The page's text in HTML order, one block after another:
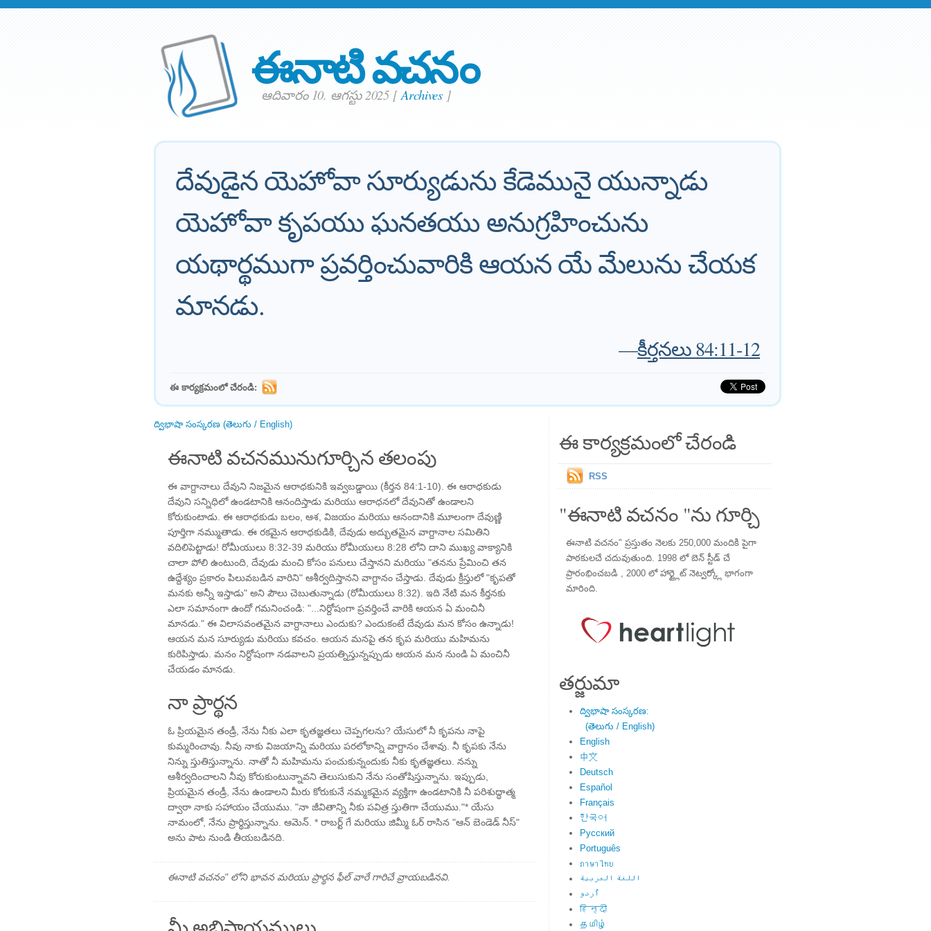
ఈనాటి వచనం
ఆదివారం 10. ఆగస్టు 2025 [Archives ]
దేవుడైన యెహోవా సూర్యుడును కేడెమునై యున్నాడు
యెహోవా కృపయు ఘనతయు అనుగ్రహించును
యథార్థముగా ప్రవర్తించువారికి ఆయన యే మేలును చేయక
మానడు.
—కీర్తనలు 84:11-12
ఈ కార్యక్రమంలో చేరండి:
ద్విభాషా సంస్కరణ (తెలుగు / English)
ఈనాటి వచనమునుగూర్చిన తలంపు
ఈ వాగ్దానాలు దేవుని నిజమైన ఆరాధకునికి ఇవ్వబడ్డాయి (కీర్తన 84:1-10). ఈ ఆరాధకుడు
దేవుని సన్నిధిలో ఉండటానికి ఆనందిస్తాడు మరియు ఆరాధనలో దేవునితో ఉండాలని
కోరుకుంటాడు. ఈ ఆరాధకుడు బలం, ఆశ, విజయం మరియు ఆనందానికి మూలంగా దేవుణ్ణి
పూర్తిగా నమ్ముతాడు. ఈ రకమైన ఆరాధకుడికి, దేవుడు అద్భుతమైన వాగ్దానాల సమితిని
వదిలిపెట్టాడు! రోమీయులు 8:32-39 మరియు రోమీయులు 8:28 లోని దాని ముఖ్య వాక్యానికి
చాలా పోలి ఉంటుంది, దేవుడు మంచి కోసం పనులు చేస్తానని మరియు "తనను ప్రేమించి తన
ఉద్దేశ్యం ప్రకారం పిలువబడిన వారిని" ఆశీర్వదిస్తానని వాగ్దానం చేస్తాడు. దేవుడు క్రీస్తులో "కృపతో
మనకు అన్నీ ఇస్తాడు" అని పౌలు చెబుతున్నాడు (రోమీయులు 8:32). ఇది నేటి మన కీర్తనకు
ఎలా సమానంగా ఉందో గమనించండి: "...నిర్దోషంగా ప్రవర్తించే వారికి ఆయన ఏ మంచినీ
మానడు." ఈ విలాసవంతమైన వాగ్దానాలు ఎందుకు? ఎందుకంటే దేవుడు మన కోసం ఉన్నాడు!
ఆయన మన సూర్యుడు మరియు కవచం. ఆయన మనపై తన కృప మరియు మహిమను
కురిపిస్తాడు. మనం నిర్దోషంగా నడవాలని ప్రయత్నిస్తున్నప్పుడు ఆయన మన నుండి ఏ మంచినీ
చేయడం మానడు.
నా ప్రార్థన
ఓ ప్రియమైన తండ్రీ, నేను నీకు ఎలా కృతజ్ఞతలు చెప్పగలను? యేసులో నీ కృపను నాపై
కుమ్మరించావు. నీవు నాకు విజయాన్ని మరియు పరలోకాన్ని వాగ్దానం చేశావు. నీ కృపకు నేను
నిన్ను స్తుతిస్తున్నాను. నాతో నీ మహిమను పంచుకున్నందుకు నీకు కృతజ్ఞతలు. నన్ను
ఆశీర్వదించాలని నీవు కోరుకుంటున్నావని తెలుసుకుని నేను సంతోషిస్తున్నాను. ఇప్పుడు,
ప్రియమైన తండ్రీ, నేను ఉండాలని మీరు కోరుకునే నమ్మకమైన వ్యక్తిగా ఉండటానికి నీ పరిశుద్ధాత్మ
ద్వారా నాకు సహాయం చేయుము. "నా జీవితాన్ని నీకు పవిత్ర స్తుతిగా చేయుము."* యేసు
నామంలో, నేను ప్రార్థిస్తున్నాను. ఆమెన్. * రాబర్ట్ గే మరియు జిమ్మీ ఓర్ రాసిన "ఆన్ బెండెడ్ నీస్"
అను పాట నుండి తీయబడినది.
ఈనాటి వచనం" లోని భావన మరియు ప్రార్థన ఫీల్ వారే గారిచే వ్రాయబడినవి.
ఈ కార్యక్రమంలో చేరండి
RSS
"ఈనాటి వచనం "ను గూర్చి
ఈనాటి వచనం" ప్రస్తుతం నెలకు 250,000 మందికి పైగా
పాఠకులచే చదువుతుంది. 1998 లో బెన్ స్టీడ్ చే
ప్రారంభించబడి , 2000 లో హార్ట్లైట్ నెట్వర్క్లో భాగంగా
మారింది.
తర్జుమా
ద్విభాషా సంస్కరణ:
(తెలుగు / English)
English
中文
Deutsch
Español
Français
한국어
Русский
Português
ภาษาไทย
اللغة العربية
اُردو
हिन्दी
தமிழ்